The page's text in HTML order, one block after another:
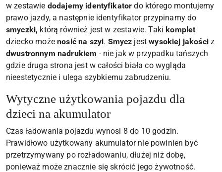
w zestawie dodajemy identyfikator do którego montujemy
prawo jazdy, a następnie identyfikator przypinamy do
smyczki, którą również jest w zestawie. Takikomplet
dziecko możenosić na szyi. Smycz jestwysokiej jakościz
dwustronnym nadrukiem - nie jak w przypadku tańszych
gdzie druga strona jest w całości biała co wygląda
nieestetycznie i ulega szybkiemu zabrudzeniu.
Wytyczne użytkowania pojazdu dla
dzieci na akumulator
Czas ładowania pojazdu wynosi 8 do 10 godzin.
Prawidłowo użytkowany akumulator nie powinien być
przetrzymywany po rozładowaniu, dłużej niż dobę,
ponieważ może znacznie się skrócić jego żywotność.